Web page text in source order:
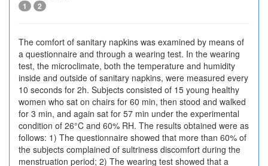
1 2
The comfort of sanitary napkins was examined by means of
a questionnaire and through a wearing test. In the wearing
test, the microclimate, both the temperature and humidity
inside and outside of sanitary napkins, were measured every
10 seconds for 2h. Subjects consisted of 15 young healthy
women who sat on chairs for 60 min, then stood and walked
for 3 min, and again sat for 57 min under the experimental
condition of 26°C and 60% RH. The results obtained were as
follows: 1) The questionnaire showed that more than 60% of
the subjects complained of sultriness discomfort during the
menstruation period; 2) The wearing test showed that a